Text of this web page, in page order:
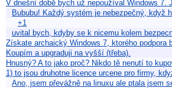
V dnešní době bych už nepoužíval Windows 7.
Bububu! Každý systém je nebezpečný, když
+1
uvital bych, kdyby se k nicemu kolem
Získate archaický Windows 7, ktorého podpora
Koupím a upgraduji na vyšší (třeba).
Hnusný? A to jako proč? Nikdo tě nenutí to
1) to jsou druhotne licence urcene pro firmy,
Ano, jsem převážně na linuxu ale ptala jsem